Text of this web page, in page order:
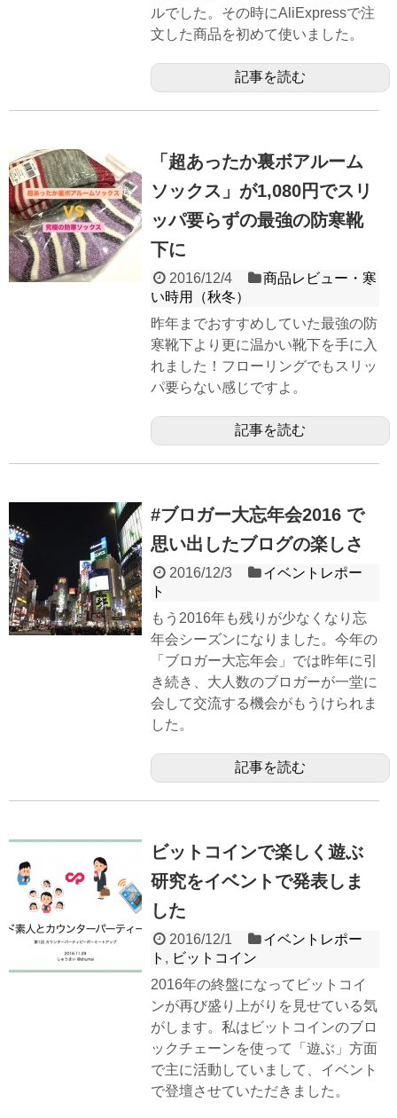
ルでした。その時にAliExpressで注
文した商品を初めて使いました。
記事を読む
「超あったか裏ボアルーム
ソックス」が1,080円でスリ
ッパ要らずの最強の防寒靴
下に
2016/12/4
商品レビュー・寒
い時用（秋冬）
昨年までおすすめしていた最強の防
寒靴下より更に温かい靴下を手に入
れました！フローリングでもスリッ
パ要らない感じですよ。
記事を読む
#ブロガー大忘年会2016 で
思い出したブログの楽しさ
2016/12/3
イベントレポー
ト
もう2016年も残りが少なくなり忘
年会シーズンになりました。今年の
「ブロガー大忘年会」では昨年に引
き続き、大人数のブロガーが一堂に
会して交流する機会がもうけられま
した。
記事を読む
ビットコインで楽しく遊ぶ
研究をイベントで発表しま
した
2016/12/1
イベントレポー
ト , ビットコイン
2016年の終盤になってビットコイ
ンが再び盛り上がりを見せている気
がします。私はビットコインのブロ
ックチェーンを使って「遊ぶ」方面
で主に活動していまして、イベント
で登壇させていただきました。